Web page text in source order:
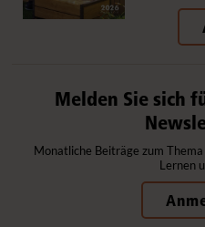
Melden Sie sich
Monatliche Beiträge zum
Lernen